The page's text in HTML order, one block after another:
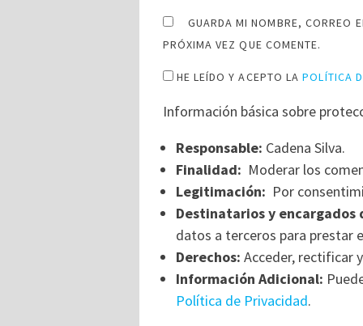
GUARDA MI NOMBRE, CORREO
PRÓXIMA VEZ QUE COMENTE.
HE LEÍDO Y ACEPTO LAPOLÍTICA
Información básica sobre
Responsable: Cadena Silva.
Finalidad: Moderar los
Legitimación: Por
Destinatarios y
datos a terceros para prestar
Derechos: Acceder, rectificar
Información Adicional:
Política de Privacidad.